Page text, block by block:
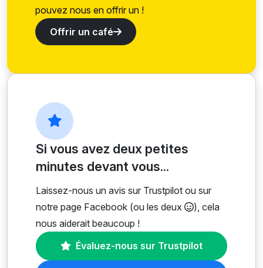
pouvez nous en offrir un !
Offrir un café
Si vous avez deux petites
minutes devant vous...
Laissez-nous un avis sur Trustpilot ou sur
notre page Facebook (ou les deux
), cela
nous aiderait beaucoup !
Évaluez-nous sur Trustpilot